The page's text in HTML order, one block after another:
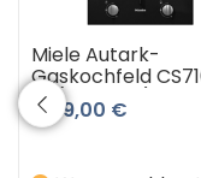
Miele Autark-
Gaskochfeld
FL (schwarz) 3
Premiumshop
1.159,00 €